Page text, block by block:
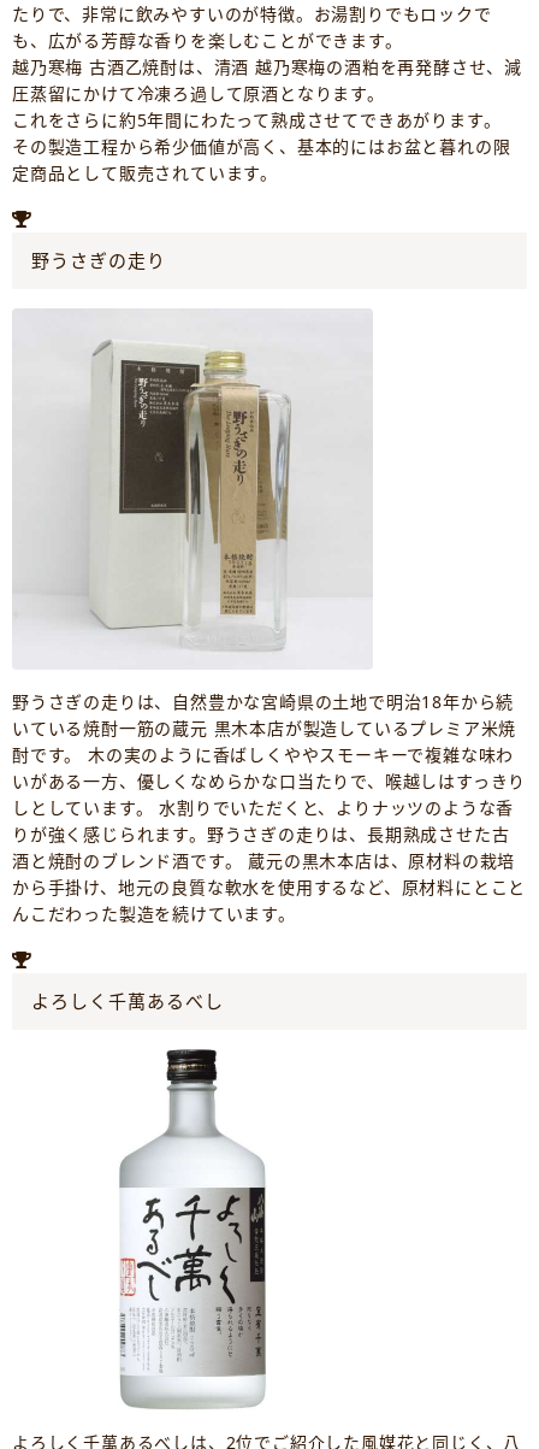
たりで、非常に飲みやすいのが特徴。お湯割りでもロックで
も、広がる芳醇な香りを楽しむことができます。
越乃寒梅 古酒乙焼酎は、清酒 越乃寒梅の酒粕を再発酵させ、減
圧蒸留にかけて冷凍ろ過して原酒となります。
これをさらに約5年間にわたって熟成させてできあがります。
その製造工程から希少価値が高く、基本的にはお盆と暮れの限
定商品として販売されています。
野うさぎの走り
野うさぎの走りは、自然豊かな宮崎県の土地で明治18年から続
いている焼酎一筋の蔵元 黒木本店が製造しているプレミア米焼
酎です。 木の実のように香ばしくややスモーキーで複雑な味わ
いがある一方、優しくなめらかな口当たりで、喉越しはすっきり
しとしています。 水割りでいただくと、よりナッツのような香
りが強く感じられます。野うさぎの走りは、長期熟成させた古
酒と焼酎のブレンド酒です。 蔵元の黒木本店は、原材料の栽培
から手掛け、地元の良質な軟水を使用するなど、原材料にとこと
んこだわった製造を続けています。
よろしく千萬あるべし
よろしく千萬あるべしは、2位でご紹介した風媒花と同じく、八